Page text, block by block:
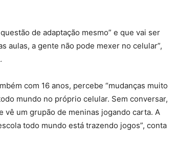
de adaptação mesmo” e que vai ser
aulas, a gente não pode mexer no celular”,
com 16 anos, percebe “mudanças muito
mundo no próprio celular. Sem conversar,
vê um grupão de meninas jogando carta. A
todo mundo está trazendo jogos”, conta